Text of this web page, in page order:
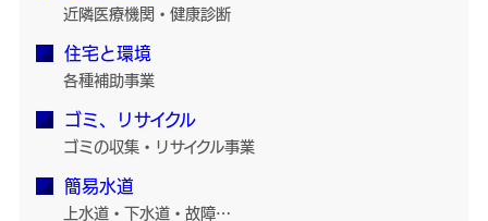
近隣医療機関・健康診断
住宅と環境
各種補助事業
ゴミ、リサイクル
ゴミの収集・リサイクル事業
簡易水道
上水道・下水道・故障…